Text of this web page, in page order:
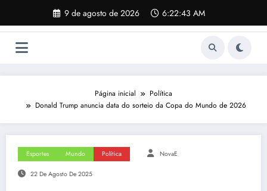
o
9 de agosto de 2026 6:22:44 AM
Página inicial
Política
Donald Trump anuncia data do sorteio da Copa do Mundo de 2026
Esportes Mundo Política NovaE
22 De Agosto De 2025